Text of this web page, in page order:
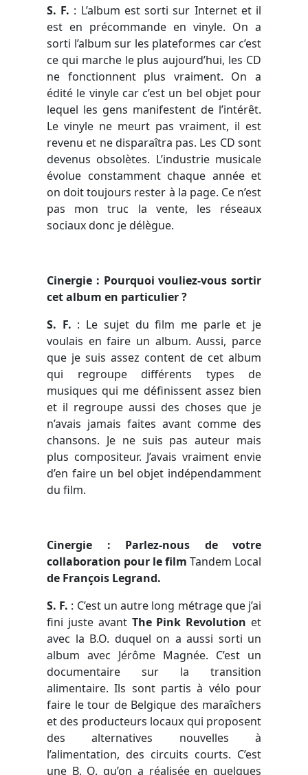
S. F. : L’album est sorti sur Internet et il
est en précommande en vinyle. On a
sorti l’album sur les plateformes car c’est
ce qui marche le plus aujourd’hui, les CD
ne fonctionnent plus vraiment. On a
édité le vinyle car c’est un bel objet pour
lequel les gens manifestent de l’intérêt.
Le vinyle ne meurt pas vraiment, il est
revenu et ne disparaîtra pas. Les CD sont
devenus obsolètes. L’industrie musicale
évolue constamment chaque année et
on doit toujours rester à la page. Ce n’est
pas mon truc la vente, les réseaux
sociaux donc je délègue.
Cinergie : Pourquoi vouliez-vous sortir
cet album en particulier ?
S. F. : Le sujet du film me parle et je
voulais en faire un album. Aussi, parce
que je suis assez content de cet album
qui regroupe différents types de
musiques qui me définissent assez bien
et il regroupe aussi des choses que je
n’avais jamais faites avant comme des
chansons. Je ne suis pas auteur mais
plus compositeur. J’avais vraiment envie
d’en faire un bel objet indépendamment
du film.
Cinergie : Parlez-nous de votre
collaboration pour le film Tandem Local
de François Legrand.
S. F. : C’est un autre long métrage que j’ai
fini juste avant The Pink Revolution et
avec la B.O. duquel on a aussi sorti un
album avec Jérôme Magnée. C’est un
documentaire sur la transition
alimentaire. Ils sont partis à vélo pour
faire le tour de Belgique des maraîchers
et des producteurs locaux qui proposent
des alternatives nouvelles à
l’alimentation, des circuits courts. C’est
une B. O. qu’on a réalisée en quelques